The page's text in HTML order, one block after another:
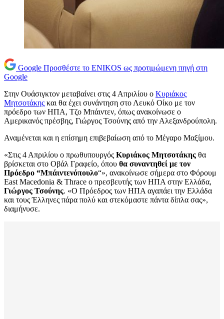
Google Προσθέστε το ENIKOS ως προτιμώμενη πηγή στη
Google
Στην Ουάσιγκτον μεταβαίνει στις 4 Απριλίου ο Κυριάκος
Μητσοτάκης και θα έχει συνάντηση στο Λευκό Οίκο με τον
πρόεδρο των ΗΠΑ, Τζο Μπάιντεν, όπως ανακοίνωσε ο
Αμερικανός πρέσβης, Γιώργος Τσούνης από την Αλεξανδρούπολη.
Αναμένεται και η επίσημη επιβεβαίωση από το Μέγαρο Μαξίμου.
«Στις 4 Απριλίου ο πρωθυπουργός Κυριάκος Μητσοτάκης θα
βρίσκεται στο Οβάλ Γραφείο, όπου θα συναντηθεί με τον
Πρόεδρο “Μπάιντενόπουλο“», ανακοίνωσε σήμερα στο Φόρουμ
East Macedonia & Thrace ο πρεσβευτής των ΗΠΑ στην Ελλάδα,
Γιώργος Τσούνης. «Ο Πρόεδρος των ΗΠΑ αγαπάει την Ελλάδα
και τους Έλληνες πάρα πολύ και στεκόμαστε πάντα δίπλα σας»,
διαμήνυσε.